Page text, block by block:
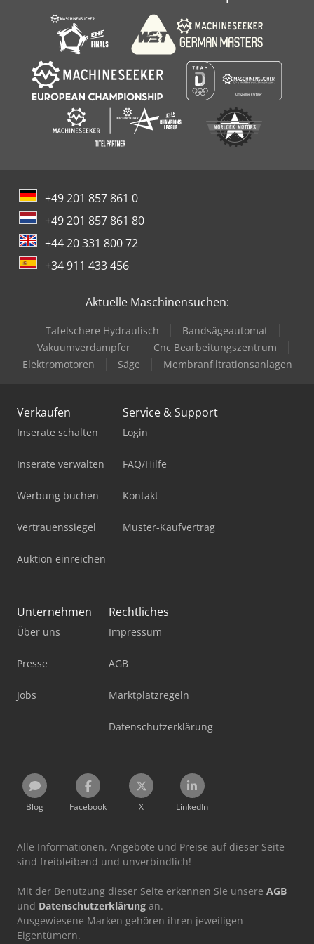
+49 201 857 861 0
+49 201 857 861 80
+44 20 331 800 72
+34 911 433 456
Aktuelle Maschinensuchen:
Tafelschere Hydraulisch
Bandsägeautomat
Vakuumverdampfer
Cnc Bearbeitungszentrum
Elektromotoren
Säge Membranfiltrationsanlagen
Verkaufen
Inserate schalten
Inserate verwalten
Werbung buchen
Vertrauenssiegel
Auktion einreichen
Service & Support
Login
FAQ/Hilfe
Kontakt
Muster-Kaufvertrag
Unternehmen
Über uns
Presse
Jobs
Rechtliches
Impressum
AGB
Marktplatzregeln
Datenschutzerklärung
Blog Facebook X LinkedIn
Alle Informationen, Angebote und Preise auf dieser Seite
sind freibleibend und unverbindlich!
Mit der Benutzung dieser Seite erkennen Sie unsere AGB
und Datenschutzerklärung an.
Ausgewiesene Marken gehören ihren jeweiligen
Eigentümern.